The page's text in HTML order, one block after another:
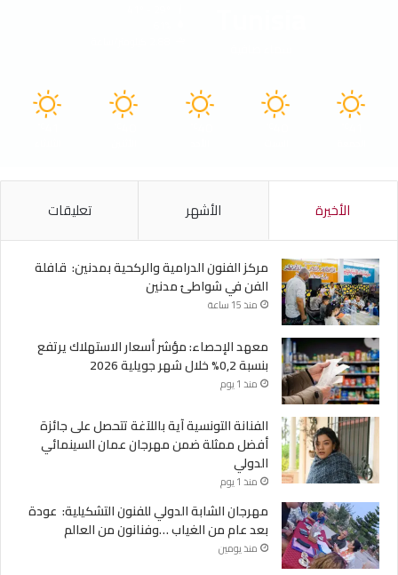
الأخيرة الأشهر تعليقات
مركز الفنون الدرامية والركحية بمدنين: قافلة
الفن في شواطئ مدنين
منذ 15 ساعة
معهد الإحصاء: مؤشر أسعار الاستهلاك يرتفع
بنسبة 0,2% خلال شهر جويلية 2026
منذ 1 يوم
الفنانة التونسية آية باللآغة تتحصل على جائزة
أفضل ممثلة ضمن مهرجان عمان السينمائي
الدولي
منذ 1 يوم
مهرجان الشابة الدولي للفنون التشكيلية: عودة
بعد عام من الغياب …وفنانون من العالم
منذ يومين